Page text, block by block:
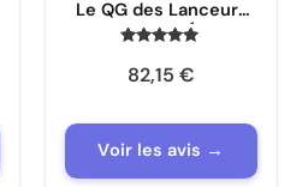
Le QG des Lanceurs
de Toile de l’Équipe
10794
4.8
sur 5
82,15 €
Voir les avis →